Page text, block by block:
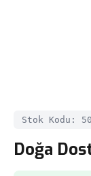
Stok Kodu:
Doğa